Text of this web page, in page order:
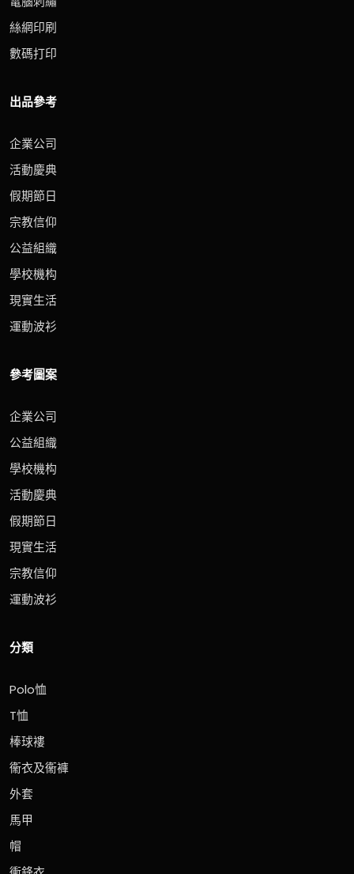
絲網印刷
數碼打印
出品參考
企業公司
活動慶典
假期節日
宗教信仰
公益組織
學校機构
現實生活
運動波衫
參考圖案
企業公司
公益組織
學校機构
活動慶典
假期節日
現實生活
宗教信仰
運動波衫
分類
Polo恤
T恤
棒球褸
衞衣及衞褲
外套
馬甲
帽